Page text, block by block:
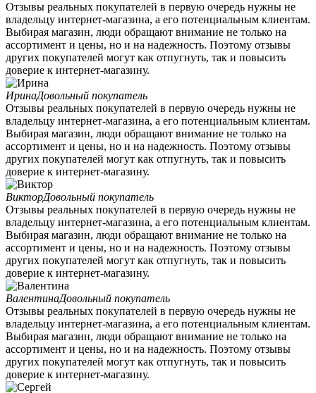
Отзывы реальных покупателей в первую очередь нужны не
владельцу интернет-магазина, а его потенциальным клиентам.
Выбирая магазин, люди обращают внимание не только на
ассортимент и цены, но и на надежность. Поэтому отзывы
других покупателей могут как отпугнуть, так и повысить
доверие к интернет-магазину.
ИринаДовольный покупатель
Отзывы реальных покупателей в первую очередь нужны не
владельцу интернет-магазина, а его потенциальным клиентам.
Выбирая магазин, люди обращают внимание не только на
ассортимент и цены, но и на надежность. Поэтому отзывы
других покупателей могут как отпугнуть, так и повысить
доверие к интернет-магазину.
ВикторДовольный покупатель
Отзывы реальных покупателей в первую очередь нужны не
владельцу интернет-магазина, а его потенциальным клиентам.
Выбирая магазин, люди обращают внимание не только на
ассортимент и цены, но и на надежность. Поэтому отзывы
других покупателей могут как отпугнуть, так и повысить
доверие к интернет-магазину.
ВалентинаДовольный покупатель
Отзывы реальных покупателей в первую очередь нужны не
владельцу интернет-магазина, а его потенциальным клиентам.
Выбирая магазин, люди обращают внимание не только на
ассортимент и цены, но и на надежность. Поэтому отзывы
других покупателей могут как отпугнуть, так и повысить
доверие к интернет-магазину.